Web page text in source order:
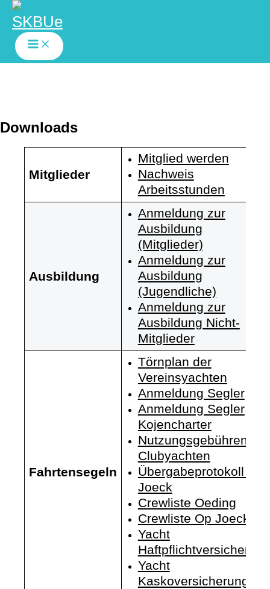
SKBUe
Downloads
Mitglieder
Mitglied werden
Nachweis
Arbeitsstunden
Ausbildung
Anmeldung zur
Ausbildung
(Mitglieder)
Anmeldung zur
Ausbildung
(Jugendliche)
Anmeldung zur
Ausbildung Nicht-
Mitglieder
Fahrtensegeln
Törnplan der
Vereinsyachten
Anmeldung Segler
Anmeldung Segler
Kojencharter
Nutzungsgebühren
Clubyachten
Übergabeprotokoll Op
Joeck
Crewliste Oeding
Crewliste Op Joeck
Yacht
Haftpflichtversicherung
Yacht
Kaskoversicherung